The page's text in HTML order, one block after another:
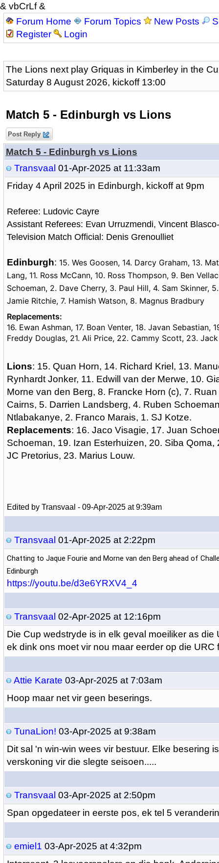
& vbCrLf &
Forum Home
Forum Topics New Posts
Register
Login
The Lions next play Griquas in Kimberley in the
Saturday 8 August 2026, kickoff 13:00
Match 5 - Edinburgh vs Lions
Post Reply
Match 5 - Edinburgh vs Lions
Transvaal 01-Apr-2025 at 11:33am
Friday 4 April 2025 in Edinburgh, kickoff at 9pm
Referee: Ludovic Cayre
Assistant Referees: Evan Urruzmendi, Vincent
Television Match Official: Denis Grenoulliet
Edinburgh: 15. Wes Goosen, 14. Darcy Graham, 13.
Lang, 11. Ross McCann, 10. Ross Thompson, 9. Ben
Schoeman, 2. Dave Cherry, 3. Paul Hill, 4. Sam Skinner,
Jamie Ritchie, 7. Hamish Watson, 8. Magnus Bradbury
Replacements:
16. Ewan Ashman, 17. Boan Venter, 18. Javan Sebastian,
Freddy Douglas, 21. Ali Price, 22. Cammy Scott, 23.
Lions: 15. Quan Horn, 14. Richard Kriel, 13.
Rynhardt Jonker, 11. Edwill van der Merwe, 10.
Morne van den Berg, 8. Francke Horn (c), 7.
Cairns, 5. Darrien Landsberg, 4. Ruben
Ntlabakanye, 2. Franco Marais, 1. SJ Kotze.
Replacements: 16. Jaco Visagie, 17. Juan
Schoeman, 19. Izan Esterhuizen, 20. Siba Qoma,
JC Pretorius, 23. Marius Louw.
Edited by Transvaal - 09-Apr-2025 at 9:39am
Transvaal 01-Apr-2025 at 2:22pm
Chatting to Jaque Fourie and Morne van den Berg ahead of
Edinburgh
https://youtu.be/d3e6YRXV4_4
Transvaal 02-Apr-2025 at 12:16pm
Die Cup wedstryde is in elk geval moeiliker as die
ek dink ons moet vir nou maar eerder op die URC
Attie Karate 03-Apr-2025 at 7:03am
Hoop maar net vir geen beserings.
TunaLion! 03-Apr-2025 at 9:38am
Dit sal 'n win-win wees vir bestuur. Elke besering
verskoning vir die slegte seisoen.....
Transvaal 03-Apr-2025 at 2:50pm
Span opgedateer in eerste pos, ek tel 5
emiel1 03-Apr-2025 at 4:32pm